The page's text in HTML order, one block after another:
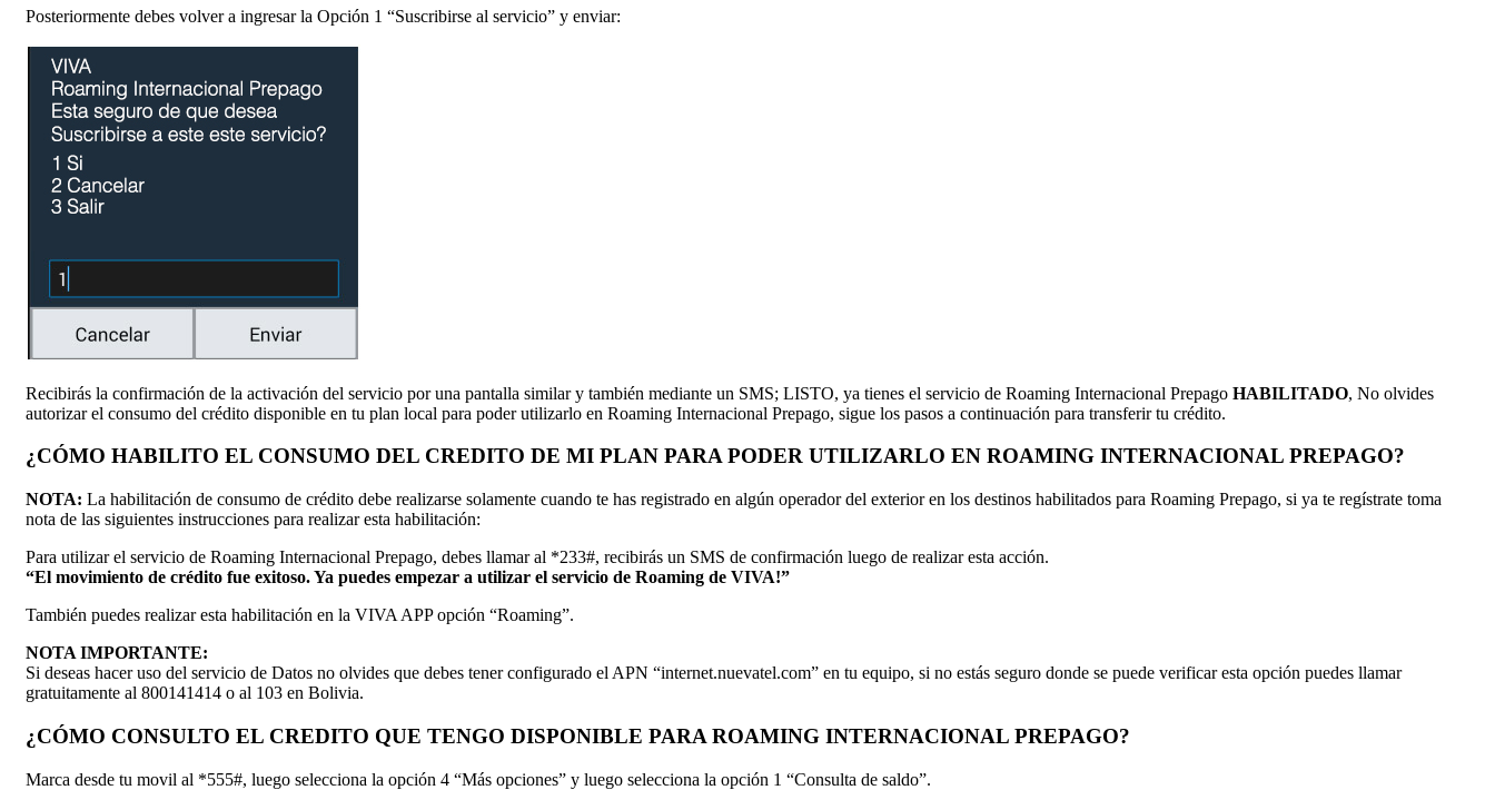
Posteriormente debes volver a ingresar la Opción 1 “Suscribirse al servicio” y enviar:
Recibirás la confirmación de la activación del servicio por una pantalla similar y también mediante un SMS; LISTO, ya tienes el servicio de Roaming Internacional Prepago HABILITADO, No olvides
autorizar el consumo del crédito disponible en tu plan local para poder utilizarlo en Roaming Internacional Prepago, sigue los pasos a continuación para transferir tu crédito.
¿CÓMO HABILITO EL CONSUMO DEL CREDITO DE MI PLAN PARA PODER UTILIZARLO EN ROAMING INTERNACIONAL PREPAGO?
NOTA: La habilitación de consumo de crédito debe realizarse solamente cuando te has registrado en algún operador del exterior en los destinos habilitados para Roaming Prepago, si ya te regístrate toma
nota de las siguientes instrucciones para realizar esta habilitación:
Para utilizar el servicio de Roaming Internacional Prepago, debes llamar al *233#, recibirás un SMS de confirmación luego de realizar esta acción.
“El movimiento de crédito fue exitoso. Ya puedes empezar a utilizar el servicio de Roaming de VIVA!”
También puedes realizar esta habilitación en la VIVA APP opción “Roaming”.
NOTA IMPORTANTE:
Si deseas hacer uso del servicio de Datos no olvides que debes tener configurado el APN “internet.nuevatel.com” en tu equipo, si no estás seguro donde se puede verificar esta opción puedes llamar
gratuitamente al 800141414 o al 103 en Bolivia.
¿CÓMO CONSULTO EL CREDITO QUE TENGO DISPONIBLE PARA ROAMING INTERNACIONAL PREPAGO?
Marca desde tu movil al *555#, luego selecciona la opción 4 “Más opciones” y luego selecciona la opción 1 “Consulta de saldo”.